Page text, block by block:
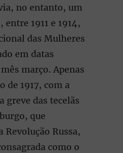
no entanto, um
1911 e 1914,
das Mulheres
em datas
março. Apenas
de 1917, com a
greve das tecelãs
que
Russa,
como o